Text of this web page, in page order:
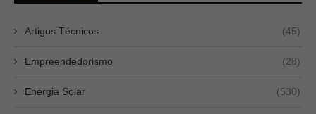
Artigos Técnicos (45)
Empreendedorismo (28)
Energia Solar (530)